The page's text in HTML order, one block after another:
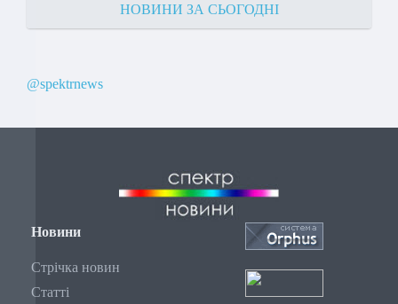
НОВИНИ ЗА СЬОГОДНІ
@spektrnews
Новини
Стрічка новин
Статті